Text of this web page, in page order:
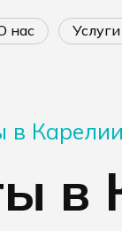
о нас услуги
в Карелии
в